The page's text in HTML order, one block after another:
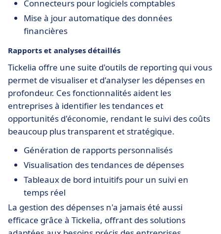
Connecteurs pour logiciels comptables
Mise à jour automatique des données
financières
Rapports et analyses détaillés
Tickelia offre une suite d'outils de reporting qui vous
permet de visualiser et d'analyser les dépenses en
profondeur. Ces fonctionnalités aident les
entreprises à identifier les tendances et
opportunités d'économie, rendant le suivi des coûts
beaucoup plus transparent et stratégique.
Génération de rapports personnalisés
Visualisation des tendances de dépenses
Tableaux de bord intuitifs pour un suivi en
temps réel
La gestion des dépenses n'a jamais été aussi
efficace grâce à Tickelia, offrant des solutions